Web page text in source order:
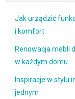
Jak urządzić
i komfort
Renowacja mebli
w każdym domu
Inspiracje w stylu
jednym